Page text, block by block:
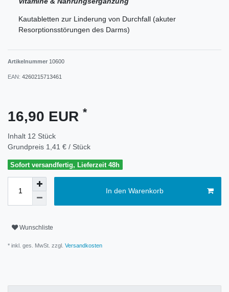
Kautabletten zur Linderung von Durchfall (akuter
Resorptionsstörungen des Darms)
Artikelnummer 10600
EAN: 4260215713461
16,90 EUR *
Inhalt 12 Stück
Grundpreis 1,41 € / Stück
Sofort versandfertig, Lieferzeit 48h
In den Warenkorb
Wunschliste
* inkl. ges. MwSt. zzgl. Versandkosten